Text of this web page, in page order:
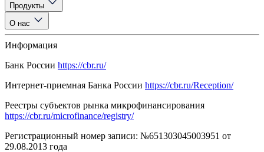
Продукты
О нас
Информация
Банк России https://cbr.ru/
Интернет-приемная Банка России https://cbr.ru/Reception/
Реестры субъектов рынка микрофинансирования
https://cbr.ru/microfinance/registry/
Регистрационный номер записи: №651303045003951 от
29.08.2013 года